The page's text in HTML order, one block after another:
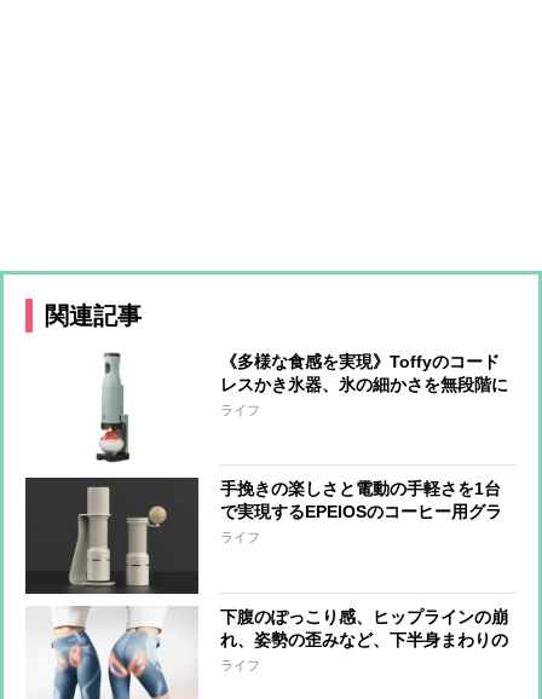
関連記事
《多様な食感を実現》Toffyのコード
レスかき氷器、氷の細かさを無段階に
調整可能 冷製パスタ、そうめん、サ
ライフ
手挽きの楽しさと電動の手軽さを1台
で実現するEPEIOSのコーヒー用グラ
インダー『Essence Duo』 世界一の
ライフ
下腹のぽっこり感、ヒップラインの崩
れ、姿勢の歪みなど、下半身まわりの
悩みに、はくだけでアプローチするシ
ライフ